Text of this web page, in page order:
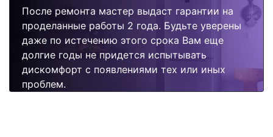
После ремонта мастер выдаст гарантии на
проделанные работы 2 года. Будьте уверены
даже по истечению этого срока Вам еще
долгие годы не придется испытывать
дискомфорт с появлениями тех или иных
проблем.